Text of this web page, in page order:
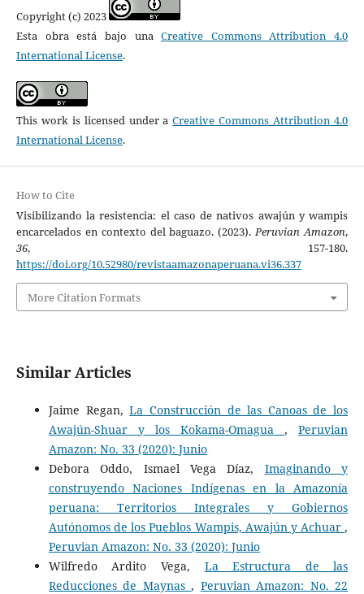
Copyright (c) 2023
Esta obra está bajo unaCreative Commons Attribution 4.0
International License.
This work is licensed under aCreative Commons Attribution 4.0
International License.
How to Cite
Visibilizando la resistencia: el caso de nativos awajún y wampis
encarcelados en contexto del baguazo. (2023).Peruvian Amazon,
36, 157-180.
https://doi.org/10.52980/revistaamazonaperuana.vi36.337
More Citation Formats
Similar Articles
Jaime Regan,La Construcción de las Canoas de los
Awajún-Shuar y los Kokama-Omagua,Peruvian
Amazon: No. 33 (2020): Junio
Debora Oddo, Ismael Vega Díaz, Imaginando y
construyendo Naciones Indígenas en la Amazonía
peruana: Territorios Integrales y Gobiernos
Autónomos de los Pueblos Wampis, Awajún y Achuar,
Peruvian Amazon: No. 33 (2020): Junio
Wilfredo Ardito Vega, La Estructura de las
Reducciones de Maynas, Peruvian Amazon: No. 22